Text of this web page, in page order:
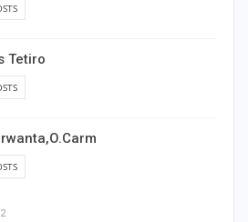
Tetiro